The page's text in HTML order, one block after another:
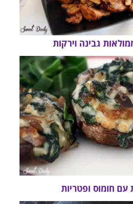
גבינה וירקות
עם חומוס ופטריות